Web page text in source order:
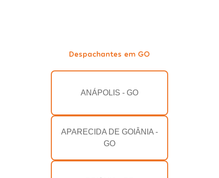
Despachantes em GO
ANÁPOLIS - GO
APARECIDA DE GOIÂNIA -
GO